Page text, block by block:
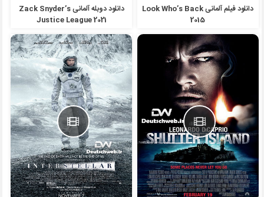
دانلود فیلم آلمانی Look Who’s Back
2015
دانلود دوبله آلمانی Zack Snyder’s
Justice League 2021